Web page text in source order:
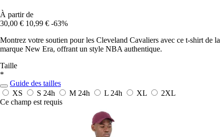
À partir de
30,00 € 10,99 € -63%
Montrez votre soutien pour les Cleveland Cavaliers avec ce t-shirt de la
marque New Era, offrant un style NBA authentique.
Taille
*
Guide des tailles
XS
S 24h M 24h L 24h XL
2XL
Ce champ est requis